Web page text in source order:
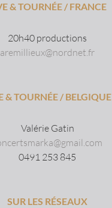
& TOURNÉE / FRANCE
20h40 productions
aremillieux@nordnet.fr
& TOURNÉE / BELGIQUE
Valérie Gatin
0491 253 845
SUR LES RÉSEAUX